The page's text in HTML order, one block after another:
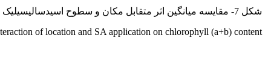
شکل 7- مقایسه میانگین اثر متقابل مکان و سطوح اسیدسالیسیلیک بر محتوای کلروفیل کل (a+b).
of location and SA application on chlorophyll (a+b) content.